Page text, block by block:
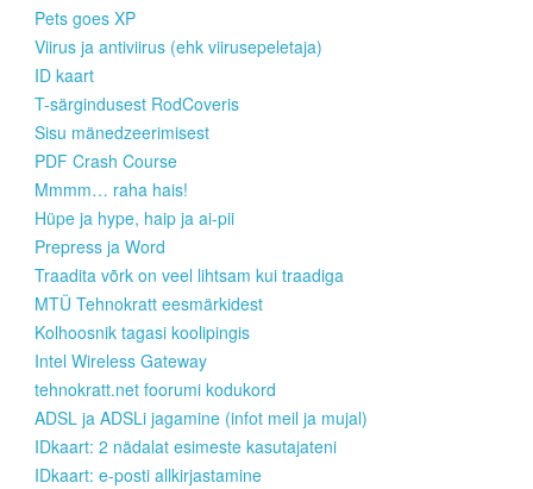
Pets goes XP
Viirus ja antiviirus (ehk viirusepeletaja)
ID kaart
T-särgindusest RodCoveris
Sisu mänedzeerimisest
PDF Crash Course
Mmmm… raha hais!
Hüpe ja hype, haip ja ai-pii
Prepress ja Word
Traadita võrk on veel lihtsam kui traadiga
MTÜ Tehnokratt eesmärkidest
Kolhoosnik tagasi koolipingis
Intel Wireless Gateway
tehnokratt.net foorumi kodukord
ADSL ja ADSLi jagamine (infot meil ja mujal)
IDkaart: 2 nädalat esimeste kasutajateni
IDkaart: e-posti allkirjastamine